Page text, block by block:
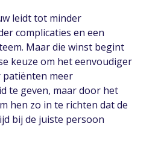
leidt tot minder
complicaties en een
Maar die winst begint
keuze om het eenvoudiger
patiënten meer
te geven, maar door het
hen zo in te richten dat de
bij de juiste persoon